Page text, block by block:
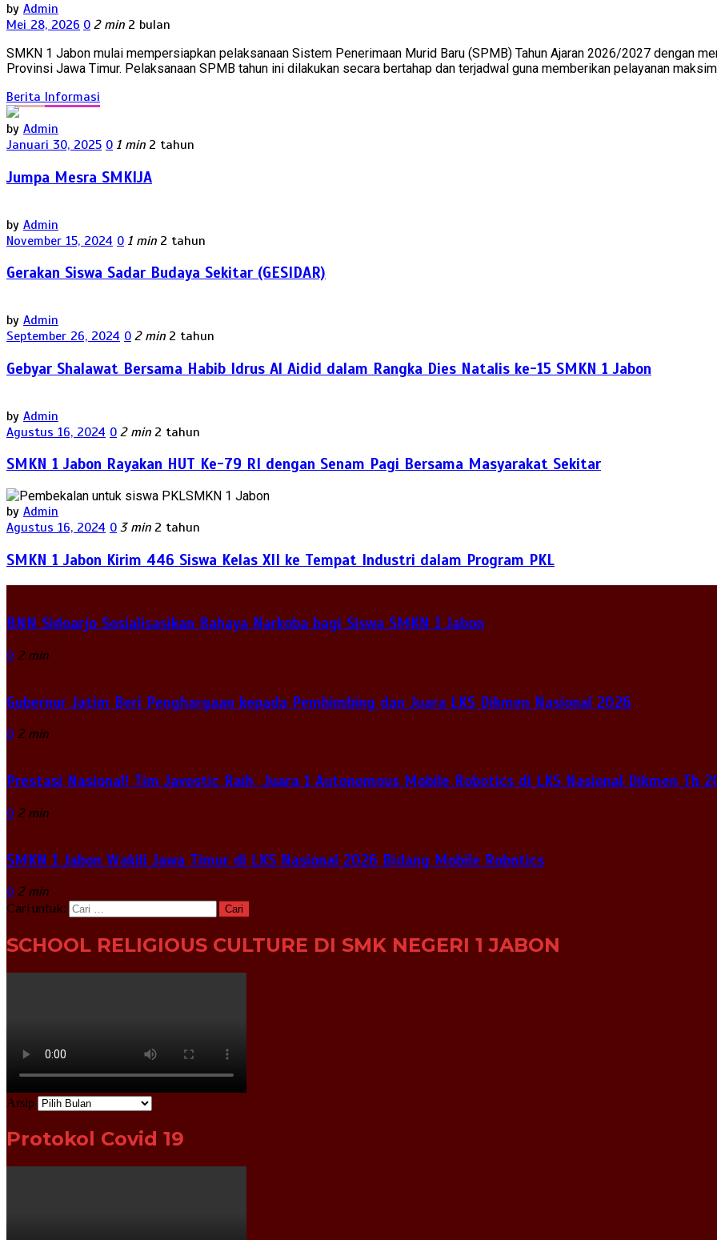
by Admin
Mei 28, 2026 0 2 min 2 bulan
SMKN 1 Jabon mulai mempersiapkan pelaksanaan Sistem Penerimaan Murid Baru (SPMB) Tahun Ajaran 2026/2027 dengan
Provinsi Jawa Timur. Pelaksanaan SPMB tahun ini dilakukan secara bertahap dan terjadwal guna memberikan pelayanan
Berita Informasi
by Admin
Januari 30, 2025 0 1 min 2 tahun
Jumpa Mesra SMKIJA
by Admin
November 15, 2024 0 1 min 2 tahun
Gerakan Siswa Sadar Budaya Sekitar (GESIDAR)
by Admin
September 26, 2024 0 2 min 2 tahun
Gebyar Shalawat Bersama Habib Idrus Al Aidid dalam Rangka Dies Natalis ke-15 SMKN 1 Jabon
by Admin
Agustus 16, 2024 0 2 min 2 tahun
SMKN 1 Jabon Rayakan HUT Ke-79 RI dengan Senam Pagi Bersama Masyarakat Sekitar
by Admin
Agustus 16, 2024 0 3 min 2 tahun
SMKN 1 Jabon Kirim 446 Siswa Kelas XII ke Tempat Industri dalam Program PKL
BNN Sidoarjo Sosialisasikan Bahaya Narkoba bagi Siswa SMKN 1 Jabon
0 2 min
Gubernur Jatim Beri Penghargaan kepada Pembimbing dan Juara LKS Dikmen Nasional 2026
0 2 min
Prestasi Nasional! Tim Javostic Raih Juara 1 Autonomous Mobile Robotics di LKS Nasional Dikmen Th
0 2 min
SMKN 1 Jabon Wakili Jawa Timur di LKS Nasional 2026 Bidang Mobile Robotics
0 2 min
Cari untuk:
SCHOOL RELIGIOUS CULTURE DI SMK NEGERI 1 JABON
Arsip
Protokol Covid 19